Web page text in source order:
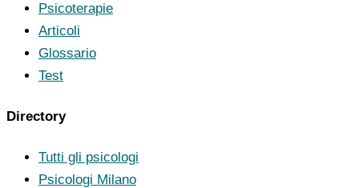
Psicoterapie
Articoli
Glossario
Test
Directory
Tutti gli psicologi
Psicologi Milano